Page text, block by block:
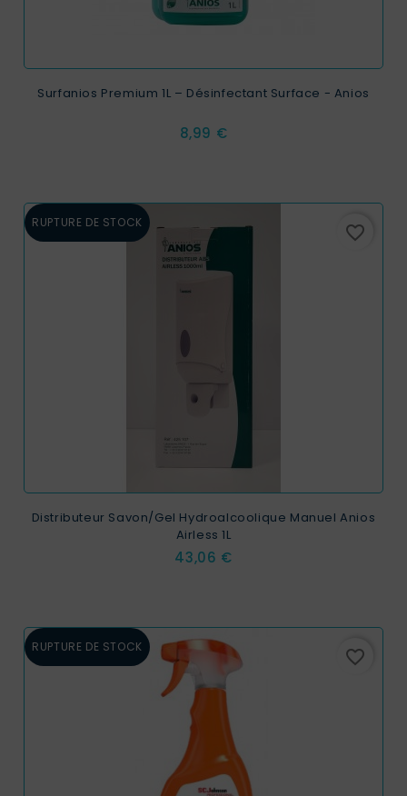
Surfanios Premium 1L – Désinfectant Surface - Anios
Prix
8,99 €
RUPTURE DE STOCK favorite_border
Distributeur Savon/Gel Hydroalcoolique Manuel Anios
Airless 1L
Prix
43,06 €
RUPTURE DE STOCK favorite_border